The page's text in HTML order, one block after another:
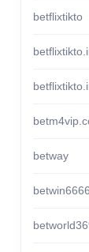
betflixtikto
betway